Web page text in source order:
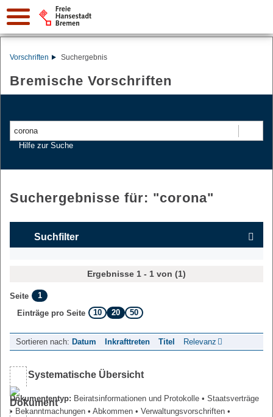
Vorschriften Suchergebnis
Bremische Vorschriften
Hilfe zur Suche
Suchergebnisse für: "corona"
Suchfilter
Ergebnisse 1 - 1 von (1)
Seite
1
Einträge pro Seite
10 20 50
Sortieren nach: Datum Inkrafttreten Titel Relevanz
Systematische Übersicht
Dokumententyp: Beiratsinformationen und Protokolle • Staatsverträge
• Bekanntmachungen • Abkommen • Verwaltungsvorschriften •